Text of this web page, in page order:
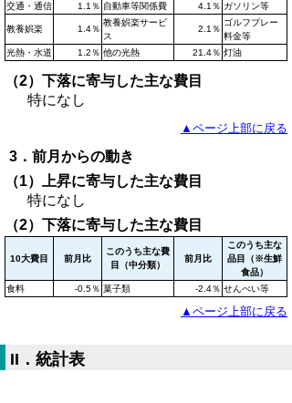
交通・通信
1.1％ 自動車等関係費 4.1％ ガソリン等
教養娯楽 1.4％
教養娯楽サービ
ス
2.1％
ゴルフプレー
料金等
光熱・水道
1.2％ 他の光熱 21.4％ 灯油
（2）下落に寄与した主な費目
特になし
▲ページ上部に戻る
3．前月からの動き
（1）上昇に寄与した主な費目
特になし
（2）下落に寄与した主な費目
10大費目 前月比
このうち主な費
目（中分類）
前月比
このうち主な
品目（※生鮮
食品）
食料
-0.5％ 菓子類 -2.4％ せんべい等
▲ページ上部に戻る
II．統計表